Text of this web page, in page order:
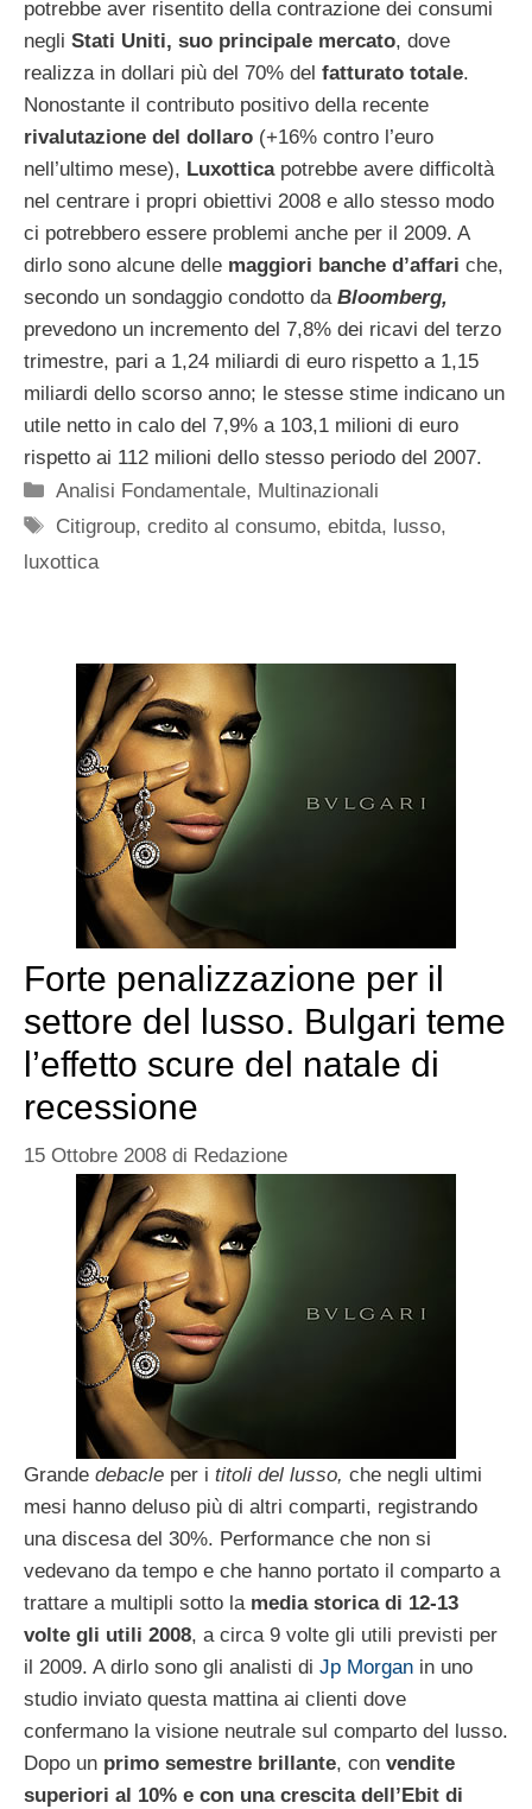
potrebbe aver risentito della contrazione dei consumi
negli Stati Uniti, suo principale mercato, dove
realizza in dollari più del 70% del fatturato totale.
Nonostante il contributo positivo della recente
rivalutazione del dollaro (+16% contro l’euro
nell’ultimo mese), Luxotticapotrebbe avere difficoltà
nel centrare i propri obiettivi 2008 e allo stesso modo
ci potrebbero essere problemi anche per il 2009. A
dirlo sono alcune delle maggiori banche d’affari che,
secondo un sondaggio condotto da Bloomberg,
prevedono un incremento del 7,8% dei ricavi del terzo
trimestre, pari a 1,24 miliardi di euro rispetto a 1,15
miliardi dello scorso anno; le stesse stime indicano un
utile netto in calo del 7,9% a 103,1 milioni di euro
rispetto ai 112 milioni dello stesso periodo del 2007.
Categorie
Analisi Fondamentale, Multinazionali
Tag
Citigroup,credito al consumo,ebitda, lusso,
luxottica
Forte penalizzazione per il
settore del lusso. Bulgari teme
l’effetto scure del natale di
recessione
15 Ottobre 2008 di Redazione
Grande debacle per i titoli del lusso, che negli ultimi
mesi hanno deluso più di altri comparti, registrando
una discesa del 30%. Performance che non si
vedevano da tempo e che hanno portato il comparto a
trattare a multipli sotto la media storica di 12-13
volte gli utili 2008, a circa 9 volte gli utili previsti per
il 2009. A dirlo sono gli analisti di Jp Morgan in uno
studio inviato questa mattina ai clienti dove
confermano la visione neutrale sul comparto del lusso.
Dopo un primo semestre brillante, con vendite
superiori al 10% e con una crescita dell’Ebit di